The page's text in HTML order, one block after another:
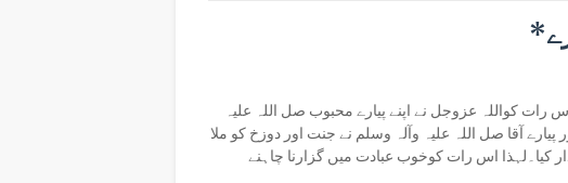
کواللہ عزوجل نے اپنے پیارے محبوب صل اللہ علیہ
آقا صل اللہ علیہ وآلہ وسلم نے جنت اور دوزخ کو ملا
کیا۔لہذا اس رات کوخوب عبادت میں گزارنا چاہنے